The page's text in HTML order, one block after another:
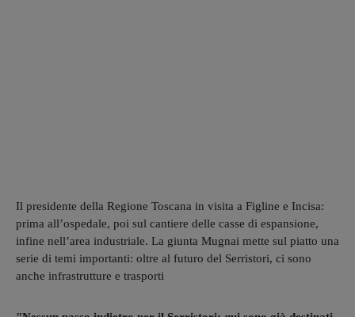
Il presidente della Regione Toscana in visita a Figline e Incisa:
prima all’ospedale, poi sul cantiere delle casse di espansione,
infine nell’area industriale. La giunta Mugnai mette sul piatto una
serie di temi importanti: oltre al futuro del Serristori, ci sono
anche infrastrutture e trasporti